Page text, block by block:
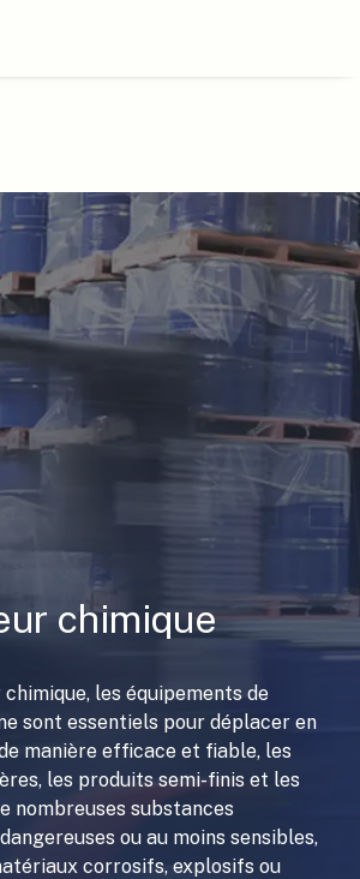
chimique
les équipements de
sont essentiels pour déplacer en
manière efficace et fiable, les
les produits semi-finis et les
nombreuses substances
ou au moins sensibles,
corrosifs, explosifs ou